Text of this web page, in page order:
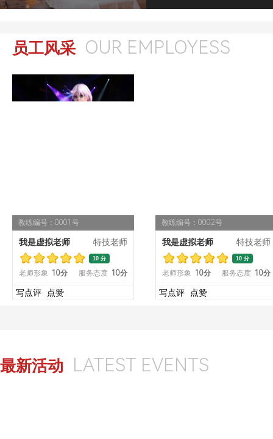
员工风采 OUR EMPLOYESS
教练编号：0001号
我是虚拟老师 特技老师
10 分
老师形象 10分 服务态度 10分
写点评 点赞
教练编号：0002号
我是虚拟老师 特技老师
10 分
老师形象 10分 服务态度 10分
写点评 点赞
最新活动 LATEST EVENTS